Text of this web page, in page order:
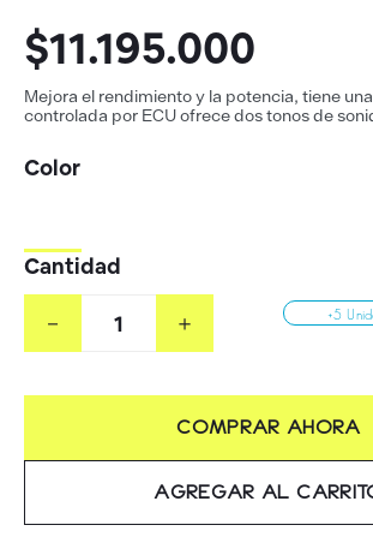
$11.195.000
Mejora el rendimiento y la potencia, tiene
controlada por ECU ofrece dos tonos de
Cantidad
＋
－ +5
AGREGAR AL
COMPRAR AHORA